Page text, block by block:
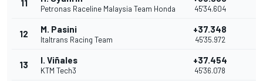
11
Petronas Raceline Malaysia Team Honda 45'34.604
12 M. Pasini
Italtrans Racing Team
+37.348
45'35.972
13 I. Viñales
KTM Tech3
+37.454
45'36.078